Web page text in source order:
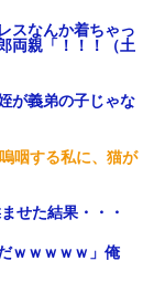
スなんか着ちゃっ
両親「！！！（土
が義弟の子じゃな
咽する私に、猫が
せた結果・・・
ｗｗｗｗｗ」俺